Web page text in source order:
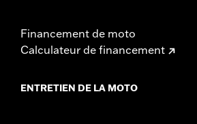
Financement de moto
Calculateur de financement
ENTRETIEN DE LA MOTO